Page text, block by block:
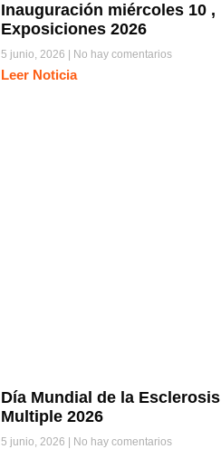
Inauguración miércoles 10 ,
Exposiciones 2026
5 junio, 2026 No hay comentarios
Leer Noticia
Día Mundial de la Esclerosis
Multiple 2026
5 junio, 2026 No hay comentarios